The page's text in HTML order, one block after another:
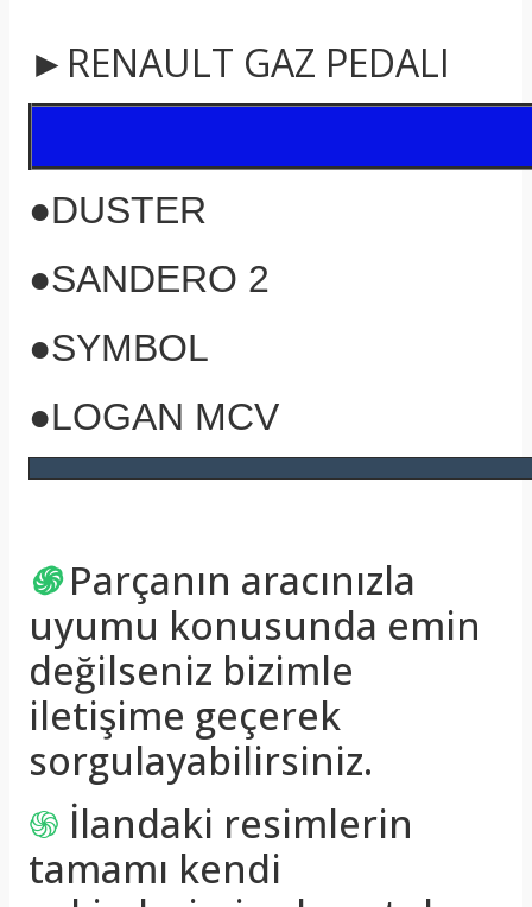
►RENAULT GAZ PEDALI
●DUSTER
●SANDERO 2
●SYMBOL
●LOGAN MCV
֍ Parçanın aracınızla
uyumu konusunda emin
değilseniz bizimle
iletişime geçerek
sorgulayabilirsiniz.
֍ İlandaki resimlerin
tamamı kendi